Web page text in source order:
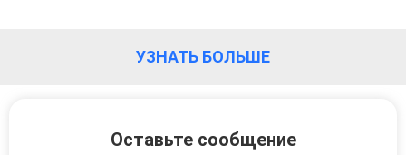
УЗНАТЬ БОЛЬШЕ
Оставьте сообщение